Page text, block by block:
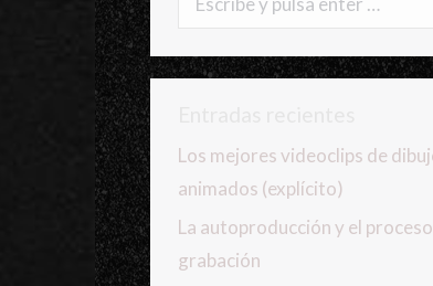
Los mejores videoclips de
animados (explícito)
La autoproducción y el
grabación